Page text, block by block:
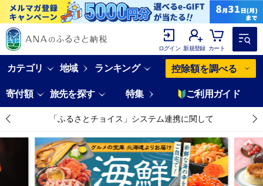
ログイン 新規登録 カート
カテゴリ 地域 ランキング 控除額を調べる
寄付額 旅先を探す 特集 ご利用ガイド
「ふるさとチョイス」システム連携に関して